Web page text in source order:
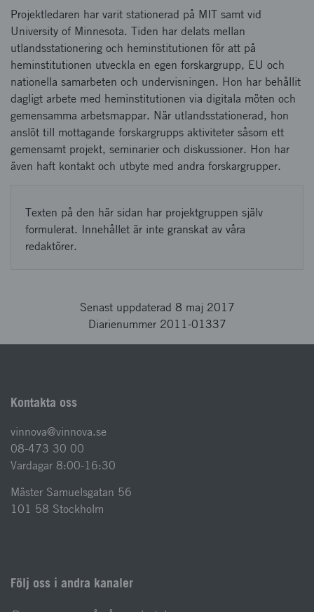
Projektledaren har varit stationerad på MIT samt vid
University of Minnesota. Tiden har delats mellan
utlandsstationering och heminstitutionen för att på
heminstitutionen utveckla en egen forskargrupp, EU och
nationella samarbeten och undervisningen. Hon har behållit
dagligt arbete med heminstitutionen via digitala möten och
gemensamma arbetsmappar. När utlandsstationerad, hon
anslöt till mottagande forskargrupps aktiviteter såsom ett
gemensamt projekt, seminarier och diskussioner. Hon har
även haft kontakt och utbyte med andra forskargrupper.
Texten på den här sidan har projektgruppen själv
formulerat. Innehållet är inte granskat av våra
redaktörer.
Senast uppdaterad 8 maj 2017
Diarienummer 2011-01337
Kontakta oss
vinnova@vinnova.se
08-473 30 00
Vardagar 8:00-16:30
Mäster Samuelsgatan 56
101 58 Stockholm
Följ oss i andra kanaler